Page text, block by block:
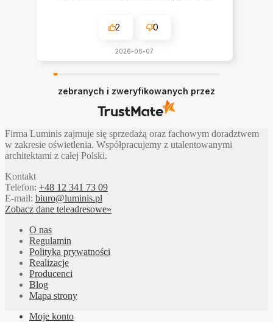
2 0
2026-06-07
zebranych i zweryfikowanych przez
Firma Luminis zajmuje się sprzedażą oraz fachowym doradztwem
w zakresie oświetlenia. Współpracujemy z utalentowanymi
architektami z całej Polski.
Kontakt
Telefon: +48 12 341 73 09
E-mail: biuro@luminis.pl
Zobacz dane teleadresowe»
O nas
Regulamin
Polityka prywatności
Realizacje
Producenci
Blog
Mapa strony
Moje konto